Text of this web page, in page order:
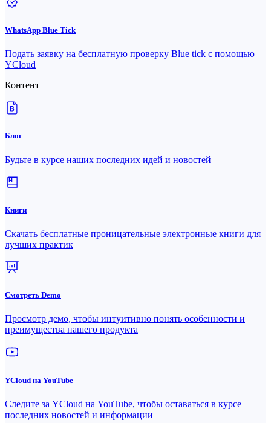
WhatsApp Blue Tick
Подать заявку на бесплатную проверку Blue tick с помощью
YCloud
Контент
Блог
Будьте в курсе наших последних идей и новостей
Книги
Скачать бесплатные проницательные электронные книги для
лучших практик
Смотреть Demo
Просмотр демо, чтобы интуитивно понять особенности и
преимущества нашего продукта
YCloud на YouTube
Следите за YCloud на YouTube, чтобы оставаться в курсе
последних новостей и информации